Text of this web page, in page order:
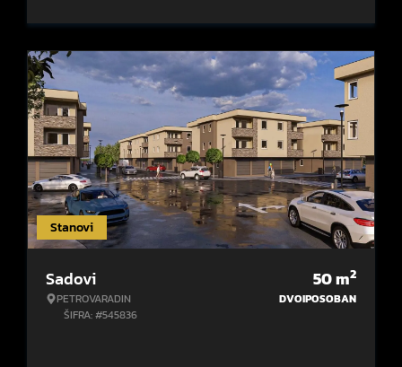
Stanovi
Sadovi
PETROVARADIN
ŠIFRA: #545836
50m2
DVOIPOSOBAN